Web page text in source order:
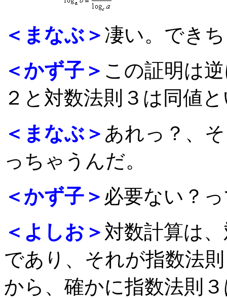
＜まなぶ＞ 凄い。でき
＜かず子＞ この証明は
２と対数法則３は同値
＜まなぶ＞ あれっ？、
っちゃうんだ。
＜かず子＞ 必要ない？
＜よしお＞ 対数計算は
であり、それが指数法
から、確かに指数法則